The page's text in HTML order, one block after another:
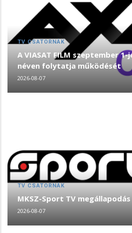
TV CSATORNÁK
A VIASAT FILM szeptember 1-
néven folytatja működését
2026-08-07
TV CSATORNÁK
MKSZ-Sport TV megállapodás
2026-08-07